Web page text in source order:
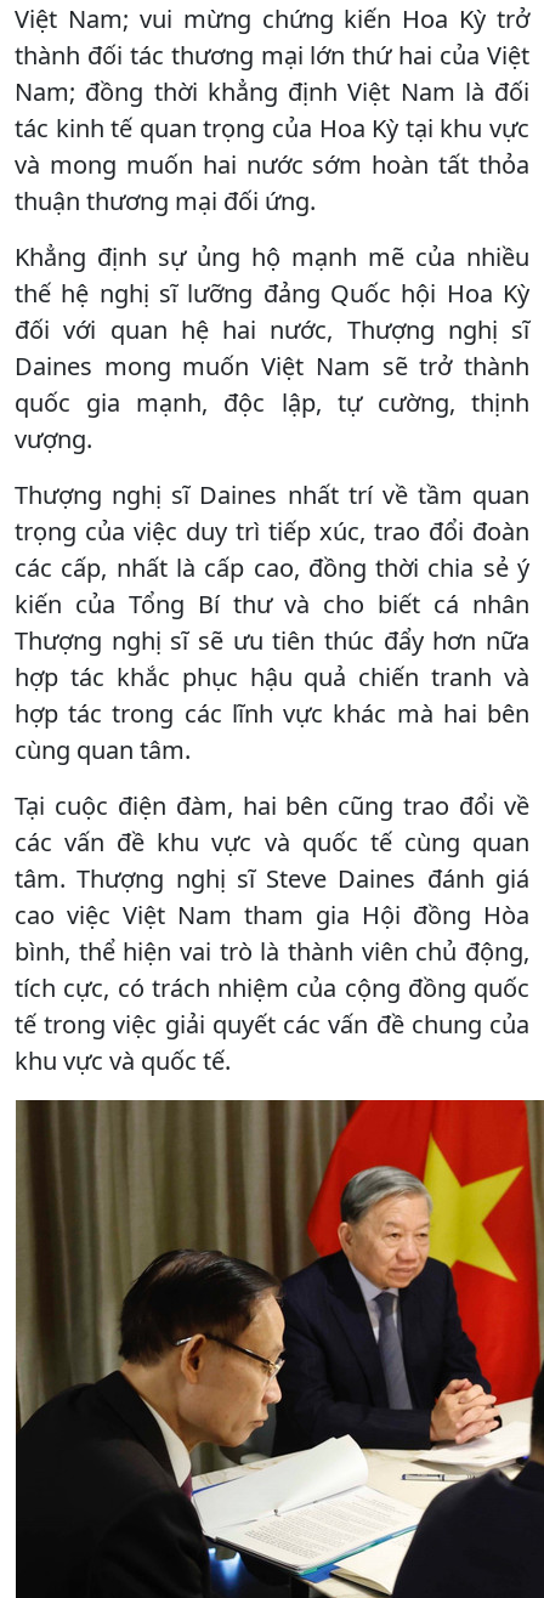
Việt Nam; vui mừng chứng kiến Hoa Kỳ trở
thành đối tác thương mại lớn thứ hai của Việt
Nam; đồng thời khẳng định Việt Nam là đối
tác kinh tế quan trọng của Hoa Kỳ tại khu vực
và mong muốn hai nước sớm hoàn tất thỏa
thuận thương mại đối ứng.
Khẳng định sự ủng hộ mạnh mẽ của nhiều
thế hệ nghị sĩ lưỡng đảng Quốc hội Hoa Kỳ
đối với quan hệ hai nước, Thượng nghị sĩ
Daines mong muốn Việt Nam sẽ trở thành
quốc gia mạnh, độc lập, tự cường, thịnh
vượng.
Thượng nghị sĩ Daines nhất trí về tầm quan
trọng của việc duy trì tiếp xúc, trao đổi đoàn
các cấp, nhất là cấp cao, đồng thời chia sẻ ý
kiến của Tổng Bí thư và cho biết cá nhân
Thượng nghị sĩ sẽ ưu tiên thúc đẩy hơn nữa
hợp tác khắc phục hậu quả chiến tranh và
hợp tác trong các lĩnh vực khác mà hai bên
cùng quan tâm.
Tại cuộc điện đàm, hai bên cũng trao đổi về
các vấn đề khu vực và quốc tế cùng quan
tâm. Thượng nghị sĩ Steve Daines đánh giá
cao việc Việt Nam tham gia Hội đồng Hòa
bình, thể hiện vai trò là thành viên chủ động,
tích cực, có trách nhiệm của cộng đồng quốc
tế trong việc giải quyết các vấn đề chung của
khu vực và quốc tế.